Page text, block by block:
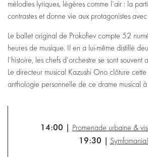
mélodies lyriques, légères comme l'air : la
contrastes et donne vie aux protagonistes
Le ballet original de Prokofiev compte 52
heures de musique. Il en a lui-même distillé
l'histoire, les chefs d'orchestre se sont souvent
Le directeur musical Kazushi Ono clôture cette
anthologie personnelle de ce drame musical
14:00 | Promenade urbaine &
19:30 | Symfomania!